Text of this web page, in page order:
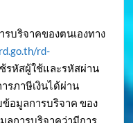
บริจาคของตนเองทาง
rd-
รหัสผู้ใช้และรหัสผ่าน
รภาษีเงินได้ผ่าน
ข้อมูลการบริจาค ของ
ลการบริจาคว่ามีการ